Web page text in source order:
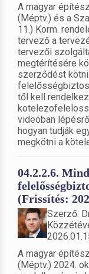
A magyar
(Méptv.) és a
11.) Korm.
tervező a
tervezői
megtérítésére
szerződést
től kell
videóban
hogyan tudják
megkötni a
04.2.2.6.
(Frissítés:
Szerző:
A magyar
(Méptv.) 2024.